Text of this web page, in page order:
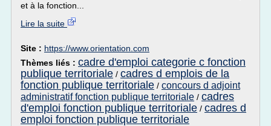
et à la fonction...
Lire la suite
Site : https://www.orientation.com
Thèmes liés : cadre d'emploi categorie c fonction
publique territoriale / cadres d emplois de la
fonction publique territoriale / concours d adjoint
administratif fonction publique territoriale / cadres
d'emploi fonction publique territoriale / cadres d
emploi fonction publique territoriale